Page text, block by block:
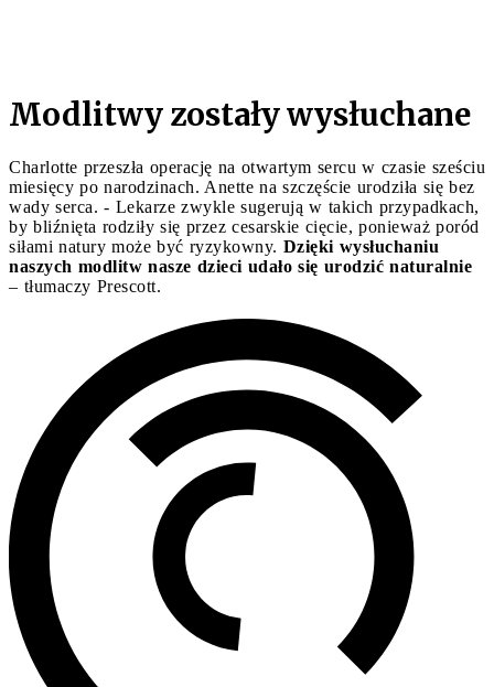
Modlitwy zostały wysłuchane
Charlotte przeszła operację na otwartym sercu w czasie sześciu
miesięcy po narodzinach. Anette na szczęście urodziła się bez
wady serca. - Lekarze zwykle sugerują w takich przypadkach,
by bliźnięta rodziły się przez cesarskie cięcie, ponieważ poród
siłami natury może być ryzykowny. Dzięki wysłuchaniu
naszych modlitw nasze dzieci udało się urodzić naturalnie
– tłumaczy Prescott.